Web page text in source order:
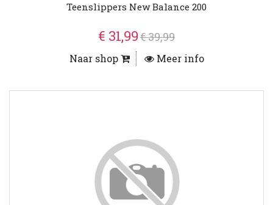
Teenslippers New Balance 200
€ 31,99€ 39,99
Naar shop Meer info